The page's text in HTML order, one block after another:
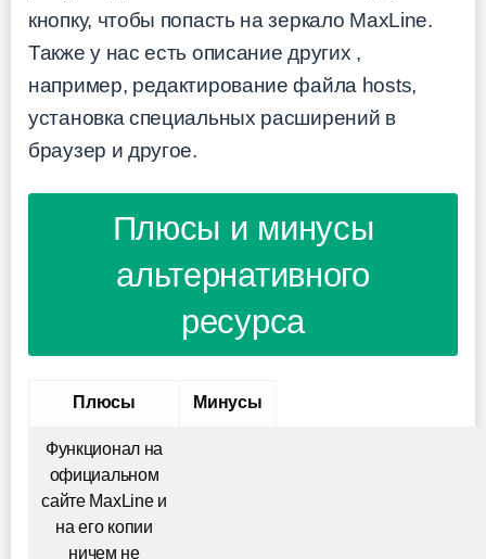
кнопку, чтобы попасть на зеркало MaxLine.
Также у нас есть описание других ,
например, редактирование файла hosts,
установка специальных расширений в
браузер и другое.
Плюсы и минусы
альтернативного
ресурса
Плюсы Минусы
Функционал на
официальном
сайте MaxLine и
на его копии
ничем не